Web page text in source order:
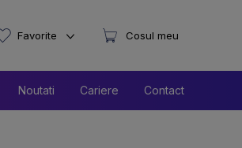
Noutati Cariere Contact
Favorite Cosul meu